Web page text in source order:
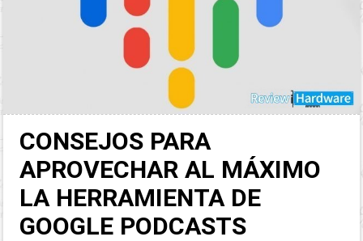
CONSEJOS PARA
APROVECHAR AL MÁXIMO
LA HERRAMIENTA DE
GOOGLE PODCASTS